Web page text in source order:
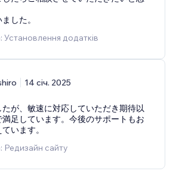
した。
Установлення додатків
14 січ. 2025
が、敏速に対応していただき期待以
足しています。今後のサポートもお
います。
Редизайн сайту